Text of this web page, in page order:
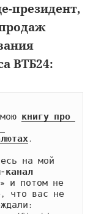
президент,
ВТБ24:
книгу про
.
канал
и потом не
что вас не